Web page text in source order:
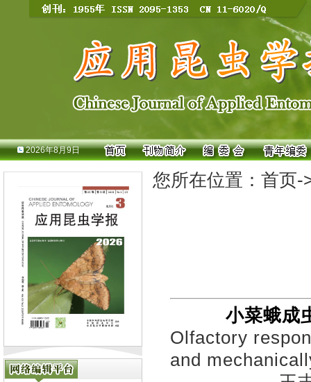
2026年8月9日
您所在位置： 首页-
小菜蛾成
Olfactory
and